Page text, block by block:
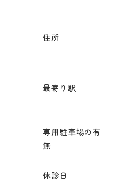
住所
最寄り駅
専用駐車場の有
無
休診日